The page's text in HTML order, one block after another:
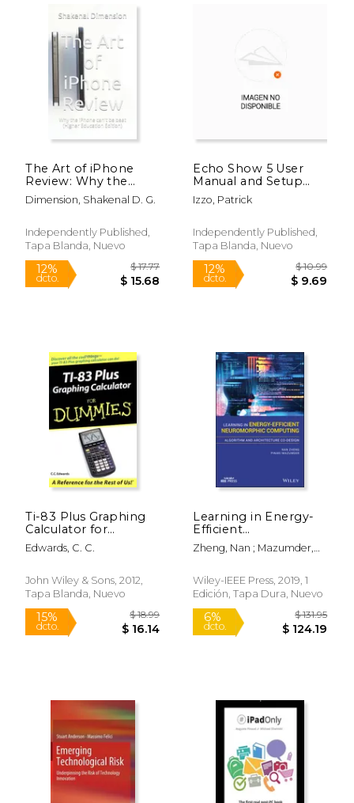
50%
dcto. $ 16.00
15%
dcto.
The Art of iPhone
Review: Why the
iPhone can't be beat
(Higher Education
Dimension, Shakenal D. G.
Independently Published,
Tapa Blanda, Nuevo
Echo Show 5 User
Manual and Setup
Guide: Simplified
Steps for Setting Up
Show 5 with
Illustrations (en
Izzo, Patrick
Independently Published,
Tapa Blanda, Nuevo
Ti-83 Plus Graphing
Calculator for
Dummies (en Inglés)
Edwards, C. C.
John Wiley & Sons, 2012,
Tapa Blanda, Nuevo
Learning in Energy-
Efficient
Neuromorphic
Computing:
Architecture Co-
Design (en Inglés)
Zheng, Nan ; Mazumder,
Wiley-IEEE Press, 2019, 1
Edición, Tapa Dura, Nuevo